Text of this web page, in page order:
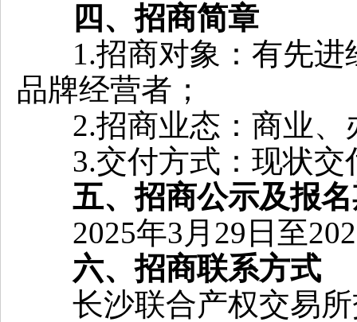
四 、招商简章
1.招商对象：有先
品牌经营者；
2.招商业态：商业、
3.交付方式：现状交
五、招商公示及报
2025年3月29日至
六、招商联系方式
长沙联合产权交易